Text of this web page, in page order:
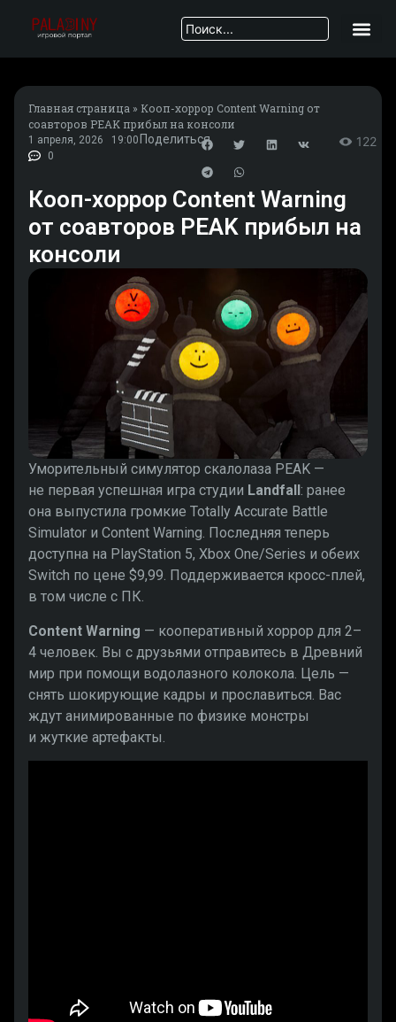
Главная страница » Кооп-хоррор Content Warning от
соавторов PEAK прибыл на консоли
1 апреля, 2026
19:00
0
Поделиться 122
Кооп-хоррор Content Warning
от соавторов PEAK прибыл на
консоли
Уморительный симулятор скалолаза PEAK —
не первая успешная игра студии Landfall : ранее
она выпустила громкие Totally Accurate Battle
Simulator и Content Warning. Последняя теперь
доступна на PlayStation 5, Xbox One/Series и обеих
Switch по цене $9,99. Поддерживается кросс-плей,
в том числе с ПК.
Content Warning — кооперативный хоррор для 2–
4 человек. Вы с друзьями отправитесь в Древний
мир при помощи водолазного колокола. Цель —
снять шокирующие кадры и прославиться. Вас
ждут анимированные по физике монстры
и жуткие артефакты.